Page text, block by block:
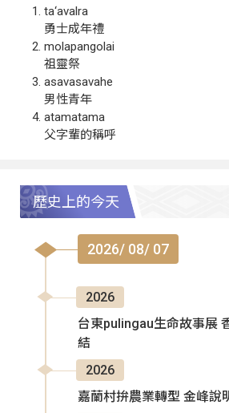
ta‘avalra
勇士成年禮
molapangolai
祖靈祭
asavasavahe
男性青年
atamatama
父字輩的稱呼
歷史上的今天
2026/ 08/ 07
2026
台東pulingau生命故事展
結
2026
嘉蘭村拚農業轉型 金峰說